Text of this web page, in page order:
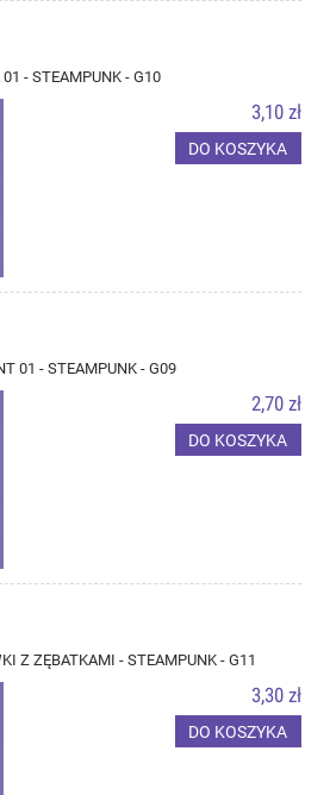
- STEAMPUNK - G10
3,10 zł
DO KOSZYKA
01 - STEAMPUNK - G09
2,70 zł
DO KOSZYKA
Z ZĘBATKAMI - STEAMPUNK - G11
3,30 zł
DO KOSZYKA